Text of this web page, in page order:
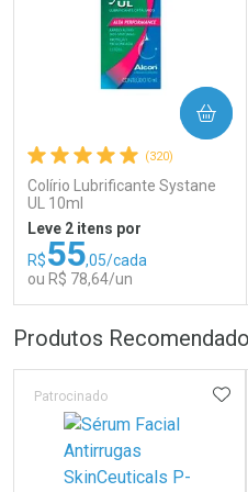
(320)
Colírio Lubrificante Systane
UL 10ml
Leve 2 itens por
R$55,05/cada
ou R$ 78,64/un
COMPRAR
Por Menos
Produtos
Patrocinado